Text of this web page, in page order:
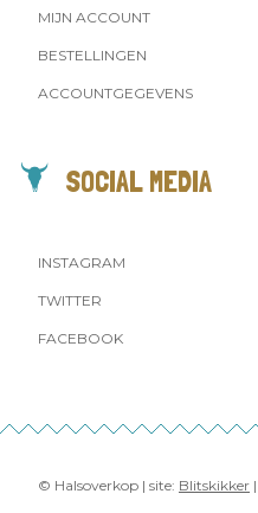
MIJN ACCOUNT
BESTELLINGEN
ACCOUNTGEGEVENS
SOCIAL MEDIA
INSTAGRAM
TWITTER
FACEBOOK
© Halsoverkop | site: Blitskikker |